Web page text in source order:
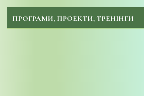
ПРОГРАМИ, ПРОЕКТИ, ТРЕНІНГИ